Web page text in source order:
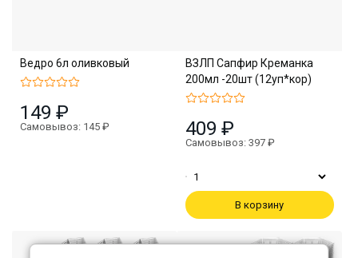
Ведро 6л оливковый
149 ₽
Самовывоз: 145 ₽
ВЗЛП Сапфир Креманка
200мл -20шт (12уп*кор)
409 ₽
Самовывоз: 397 ₽
В корзину